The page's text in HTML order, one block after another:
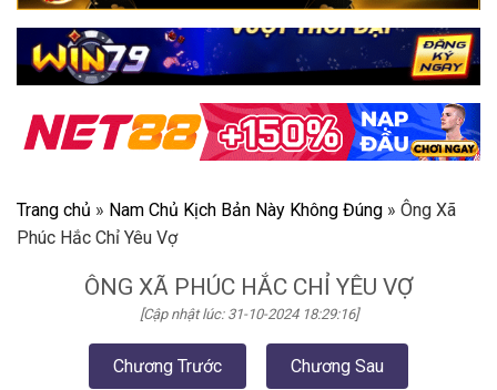
Trang chủ » Nam Chủ Kịch Bản Này Không Đúng » Ông Xã
Phúc Hắc Chỉ Yêu Vợ
ÔNG XÃ PHÚC HẮC CHỈ YÊU VỢ
[Cập nhật lúc: 31-10-2024 18:29:16]
Chương Trước Chương Sau